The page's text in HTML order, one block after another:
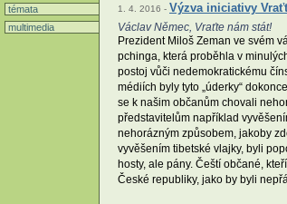
témata
multimedia
1. 4. 2016 - Výzva iniciativy
Václav Němec, Vraťte nám stát!
Prezident Miloš Zeman ve svém
pchinga, která proběhla v
postoj vůči nedemokratickému
médiích byly tyto „úderky“
se k našim občanům chovali
představitelům například
nehorázným způsobem, jakoby
vyvěšením tibetské vlajky, byli
hosty, ale pány. Čeští občané,
České republiky, jako by byli